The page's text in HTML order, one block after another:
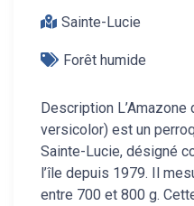
Sainte-Lucie
Forêt humide
Description
versicolor) est un
Sainte-Lucie, désigné
l’île depuis 1979. Il
entre 700 et 800 g.